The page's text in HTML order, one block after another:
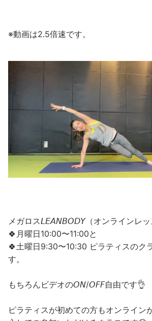
※動画は2.5倍速です。
メガロス𝘓𝘌𝘈𝘕𝘉𝘖𝘋𝘠（オンラインレッ
🍀月曜日10:00〜11:00と
🍀土曜日9:30〜10:30 ピラティスのク
す。
もちろんビデオの𝘖𝘕/𝘖𝘍𝘍自由です👌
ピラティスが初めての方もオンライン